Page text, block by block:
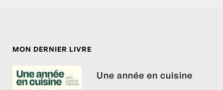
MON DERNIER LIVRE
Une année en cuisine